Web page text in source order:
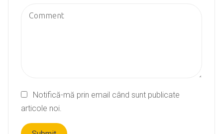
Notifică-mă prin email când sunt publicate
articole noi.